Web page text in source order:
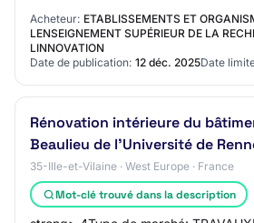
Acheteur: ETABLISSEMENTS ET
LENSEIGNEMENT SUPÉRIEUR DE LA
LINNOVATION
Date de publication: 12 déc. 2025Date
Rénovation intérieure du
Beaulieu de l’Université de
35-Ille-et-Vilaine · West Europe · France
Mot-clé trouvé dans la description